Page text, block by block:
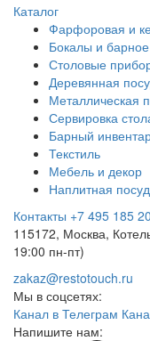
Каталог
Фарфоровая и
Бокалы и барное
Столовые
Деревянная
Металлическая
Сервировка
Барный
Текстиль
Мебель и декор
Наплитная
Контакты +7 495 185
115172, Москва,
19:00 пн-пт)
zakaz@restotouch.ru
Мы в соцсетях:
Канал в Телеграм
Напишите нам: